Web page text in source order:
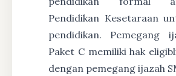
Pendidikan Kesetaraan
pendidikan. Pemegang
Paket C memiliki hak
dengan pemegang ijazah